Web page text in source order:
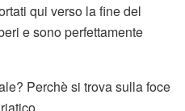
qui verso la fine del
e sono perfettamente
Perchè si trova sulla foce